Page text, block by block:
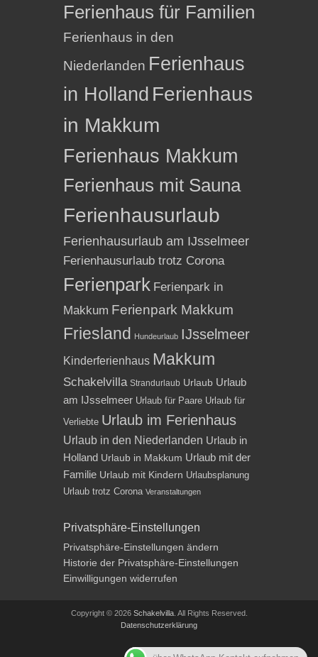
Ferienhaus für Familien
Ferienhaus in den
Niederlanden Ferienhaus
in Holland Ferienhaus
in Makkum
Ferienhaus Makkum
Ferienhaus mit Sauna
Ferienhausurlaub
Ferienhausurlaub am IJsselmeer
Ferienhausurlaub trotz Corona
Ferienpark Ferienpark in
Makkum Ferienpark Makkum
Friesland Hundeurlaub IJsselmeer
Kinderferienhaus Makkum
Schakelvilla Strandurlaub Urlaub Urlaub
am IJsselmeer Urlaub für Paare Urlaub für
Verliebte Urlaub im Ferienhaus
Urlaub in den Niederlanden Urlaub in
Holland Urlaub in Makkum Urlaub mit der
Familie Urlaub mit Kindern Urlaubsplanung
Urlaub trotz Corona Veranstaltungen
Privatsphäre-Einstellungen
Privatsphäre-Einstellungen ändern
Historie der Privatsphäre-Einstellungen
Einwilligungen widerrufen
Copyright © 2026 Schakelvilla. All Rights Reserved.
Datenschutzerklärung
Impressum